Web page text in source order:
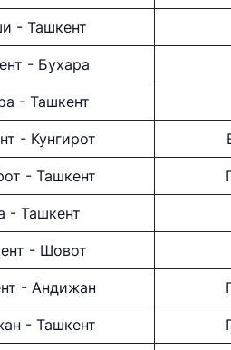
АО "O'zbekiston
yo'llari"
Номер телефона
ООО
- Ташкент
- Бухара
- Ташкент
- Кунгирот
- Ташкент
- Ташкент
- Шовот
- Андижан
- Ташкент